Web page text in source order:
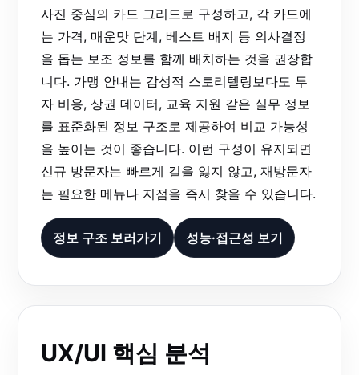
사진 중심의 카드 그리드로 구성하고, 각 카드에
는 가격, 매운맛 단계, 베스트 배지 등 의사결정
을 돕는 보조 정보를 함께 배치하는 것을 권장합
니다. 가맹 안내는 감성적 스토리텔링보다도 투
자 비용, 상권 데이터, 교육 지원 같은 실무 정보
를 표준화된 정보 구조로 제공하여 비교 가능성
을 높이는 것이 좋습니다. 이런 구성이 유지되면
신규 방문자는 빠르게 길을 잃지 않고, 재방문자
는 필요한 메뉴나 지점을 즉시 찾을 수 있습니다.
정보 구조 보러가기 성능·접근성 보기
UX/UI 핵심 분석